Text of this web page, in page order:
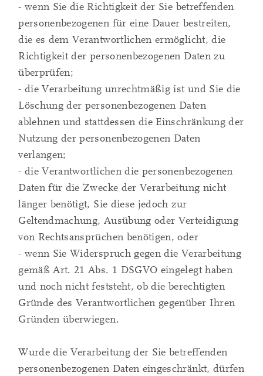
- wenn Sie die Richtigkeit der Sie betreffenden
personenbezogenen für eine Dauer bestreiten,
die es dem Verantwortlichen ermöglicht, die
Richtigkeit der personenbezogenen Daten zu
überprüfen;
- die Verarbeitung unrechtmäßig ist und Sie die
Löschung der personenbezogenen Daten
ablehnen und stattdessen die Einschränkung der
Nutzung der personenbezogenen Daten
verlangen;
- die Verantwortlichen die personenbezogenen
Daten für die Zwecke der Verarbeitung nicht
länger benötigt, Sie diese jedoch zur
Geltendmachung, Ausübung oder Verteidigung
von Rechtsansprüchen benötigen, oder
- wenn Sie Widerspruch gegen die Verarbeitung
gemäß Art. 21 Abs. 1 DSGVO eingelegt haben
und noch nicht feststeht, ob die berechtigten
Gründe des Verantwortlichen gegenüber Ihren
Gründen überwiegen.
Wurde die Verarbeitung der Sie betreffenden
personenbezogenen Daten eingeschränkt, dürfen